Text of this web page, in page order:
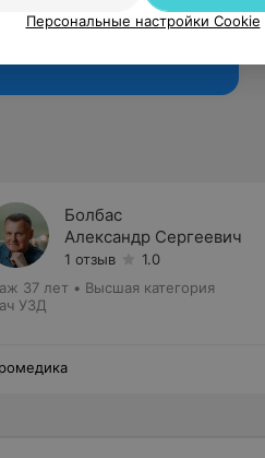
Рекомендую
Болбас
Александр Сергеевич
1 отзыв
1.0
37 лет • Высшая категория
УЗД
Персональные настройки Cookie